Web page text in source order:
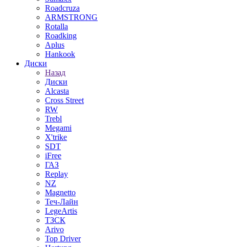
Roadcruza
ARMSTRONG
Rotalla
Roadking
Aplus
Hankook
Диски
Назад
Диски
Alcasta
Cross Street
RW
Trebl
Megami
X'trike
SDT
iFree
ГАЗ
Replay
NZ
Magnetto
Теч-Лайн
LegeArtis
ТЗСК
Arivo
Top Driver